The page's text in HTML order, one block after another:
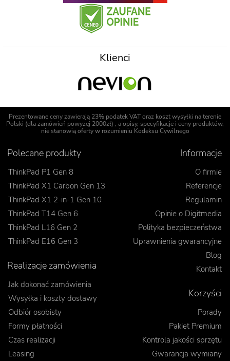
Klienci
Prezentowane ceny zawierają 23% podatek VAT oraz koszt wysyłki na terenie
Polski (dla zamówień powyżej 2000zł) , a opisy, specyfikacje i ceny produktów,
nie stanowią oferty w rozumieniu Kodeksu Cywilnego
Polecane produkty
ThinkPad P1 Gen 8
ThinkPad X1 Carbon Gen 13
ThinkPad X1 2-in-1 Gen 10
ThinkPad T14 Gen 6
ThinkPad L16 Gen 2
ThinkPad E16 Gen 3
Informacje
O firmie
Referencje
Regulamin
Opinie o Digitmedia
Polityka bezpieczeństwa
Uprawnienia gwarancyjne
Blog
Kontakt
Realizacje zamówienia
Jak dokonać zamówienia
Wysyłka i koszty dostawy
Odbiór osobisty
Formy płatności
Czas realizacji
Leasing
Korzyści
Porady
Pakiet Premium
Kontrola jakości sprzętu
Gwarancja wymiany